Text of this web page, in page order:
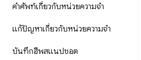
คำศัพท์เกี่ยวกับหน่วยความจำ
แก้ปัญหาเกี่ยวกับหน่วยความจำ
บันทึกฮีพสแนปชอต